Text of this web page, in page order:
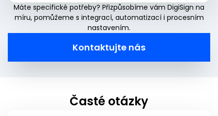
Máte specifické potřeby? Přizpůsobíme vám DigiSign na
míru, pomůžeme s integrací, automatizací i procesním
nastavením.
Kontaktujte nás
Časté otázky